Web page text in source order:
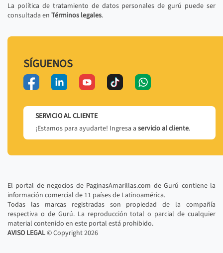
La política de tratamiento de datos personales de gurú puede ser
consultada en Términos legales.
SÍGUENOS
SERVICIO AL CLIENTE
¡Estamos para ayudarte! Ingresa a servicio al cliente.
El portal de negocios de PaginasAmarillas.com de Gurú contiene la
información comercial de 11 países de Latinoamérica.
Todas las marcas registradas son propiedad de la compañía
respectiva o de Gurú. La reproducción total o parcial de cualquier
material contenido en este portal está prohibido.
AVISO LEGAL© Copyright2026